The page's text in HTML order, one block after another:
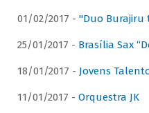
01/02/2017 - "Duo Burajiru
25/01/2017 - Brasília Sax
18/01/2017 - Jovens
11/01/2017 - Orquestra JK